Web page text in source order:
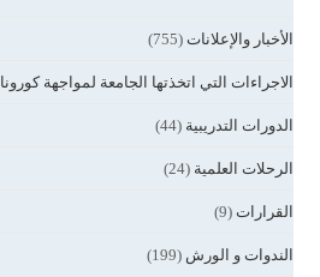
الأخبار والإعلانات (755)
الاجراءات التي اتخذتها الجامعة لمواجهة كورونا
الدورات التدريبية (44)
الرحلات العلمية (24)
القرارات (9)
الندوات و الورش (199)